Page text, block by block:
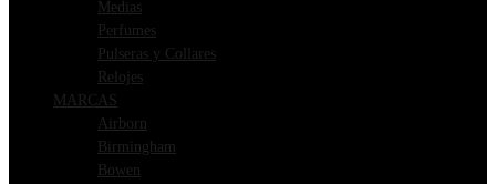
Medias
Perfumes
Pulseras y Collares
Relojes
MARCAS
Airborn
Birmingham
Bowen